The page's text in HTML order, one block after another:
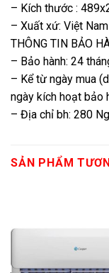
– Kích thước :
– Xuất xứ: Việt Nam
THÔNG TIN BẢO
– Bảo hành: 24
– Kể từ ngày mua
ngày kích hoạt bảo
– Địa chỉ bh: 280
SẢN PHẨM